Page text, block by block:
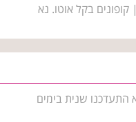
בקל אוטו. נא
התעדכנו שנית בימים